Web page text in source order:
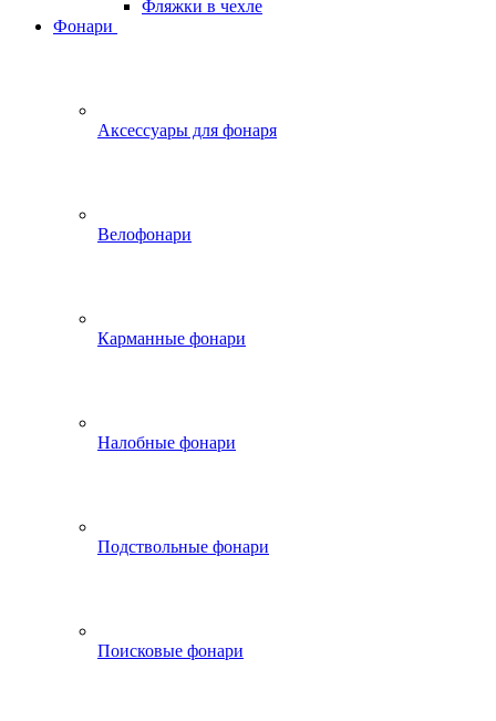
Фляжки в чехле
Фонари
Аксессуары для фонаря
Велофонари
Карманные фонари
Налобные фонари
Подствольные фонари
Поисковые фонари